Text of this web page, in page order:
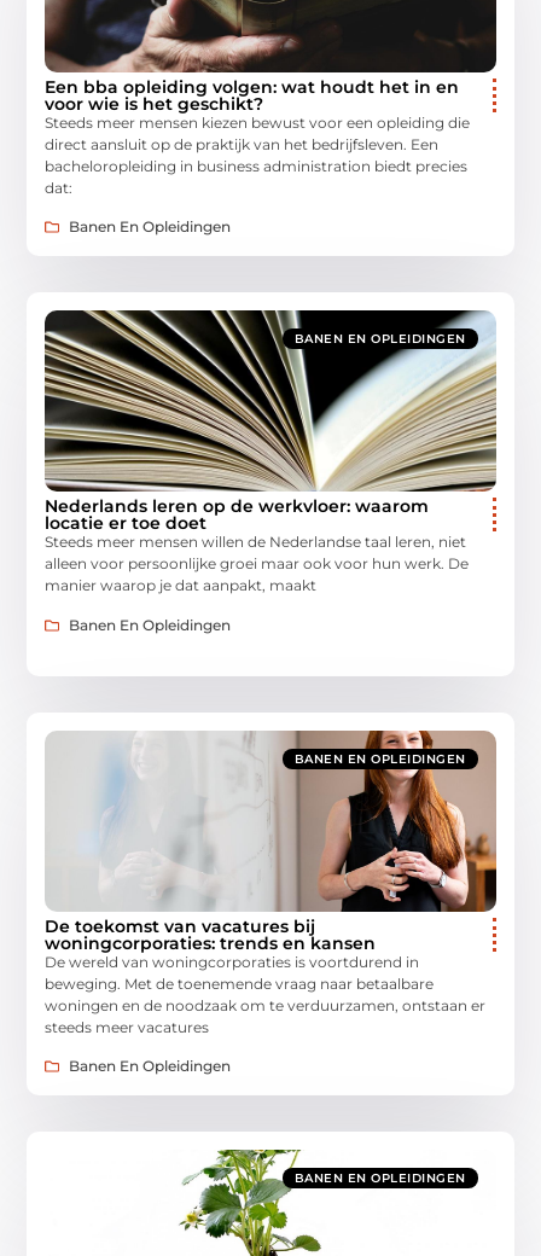
Een bba opleiding volgen: wat houdt het in en
voor wie is het geschikt?
Steeds meer mensen kiezen bewust voor een opleiding die
direct aansluit op de praktijk van het bedrijfsleven. Een
bacheloropleiding in business administration biedt precies
dat:
Banen En Opleidingen
BANEN EN OPLEIDINGEN
Nederlands leren op de werkvloer: waarom
locatie er toe doet
Steeds meer mensen willen de Nederlandse taal leren, niet
alleen voor persoonlijke groei maar ook voor hun werk. De
manier waarop je dat aanpakt, maakt
Banen En Opleidingen
BANEN EN OPLEIDINGEN
De toekomst van vacatures bij
woningcorporaties: trends en kansen
De wereld van woningcorporaties is voortdurend in
beweging. Met de toenemende vraag naar betaalbare
woningen en de noodzaak om te verduurzamen, ontstaan er
steeds meer vacatures
Banen En Opleidingen
BANEN EN OPLEIDINGEN